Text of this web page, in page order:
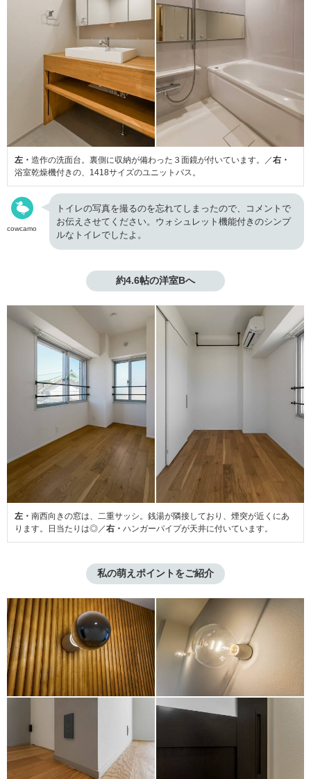
左・ 造作の洗面台。裏側に収納が備わった３面鏡が付いています。／右・
浴室乾燥機付きの、1418サイズのユニットバス。
cowcamo
トイレの写真を撮るのを忘れてしまったので、コメントで
お伝えさせてください。ウォシュレット機能付きのシンプ
ルなトイレでしたよ。
約4.6帖の洋室Bへ
左・ 南西向きの窓は、二重サッシ。銭湯が隣接しており、煙突が近くにあ
ります。日当たりは◎／右・ ハンガーパイプが天井に付いています。
私の萌えポイントをご紹介